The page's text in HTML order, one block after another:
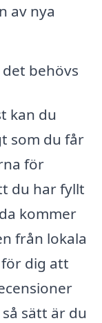
av nya
behövs
kan du
som du får
för
du har fyllt
kommer
från lokala
dig att
sätt är du